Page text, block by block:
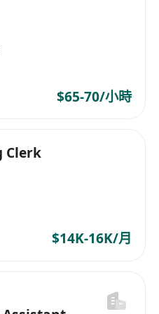
experience in
Hardgoods such as
Sanitary
& spoken
performance bonus,
annual leave
$65-70/小時
Clerk
$14K-16K/月